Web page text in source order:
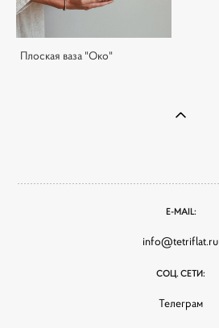
Плоская ваза "Око"
E-MAIL:
info@tetriflat.ru
СОЦ. СЕТИ:
Телеграм